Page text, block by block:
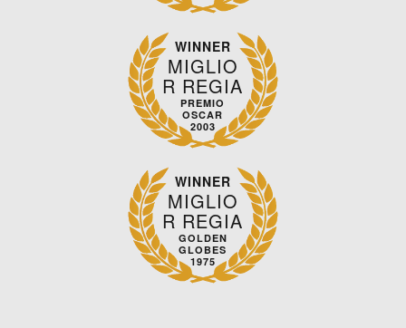
WINNER
MIGLIO
R REGIA
PREMIO
OSCAR
2003
WINNER
MIGLIO
R REGIA
GOLDEN
GLOBES
1975